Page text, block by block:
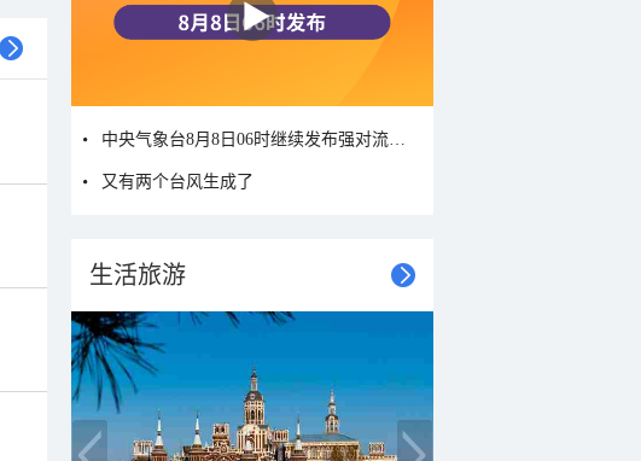
又有两个台风生成了
生活旅游